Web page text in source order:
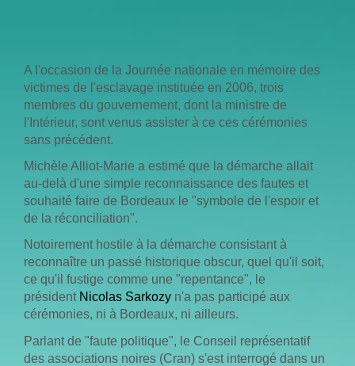
A l'occasion de la Journée nationale en mémoire des
victimes de l'esclavage instituée en 2006, trois
membres du gouvernement, dont la ministre de
l'Intérieur, sont venus assister à ce ces cérémonies
sans précédent.
Michèle Alliot-Marie a estimé que la démarche allait
au-delà d'une simple reconnaissance des fautes et
souhaité faire de Bordeaux le "symbole de l'espoir et
de la réconciliation".
Notoirement hostile à la démarche consistant à
reconnaître un passé historique obscur, quel qu'il soit,
ce qu'il fustige comme une "repentance", le
président Nicolas Sarkozy n'a pas participé aux
cérémonies, ni à Bordeaux, ni ailleurs.
Parlant de "faute politique", le Conseil représentatif
des associations noires (Cran) s'est interrogé dans un